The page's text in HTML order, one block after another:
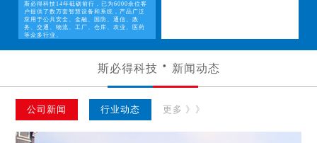
斯必得科技14年砥砺前行，已为6000余位客
户提供了数万套智慧设备和系统，产品广泛
应用于公共安全、金融、国防、通信、政
务、交通、物流、工厂、仓库、农业、医药
等众多行业。
斯必得科技 新闻动态
公司新闻 行业动态 更多 》》